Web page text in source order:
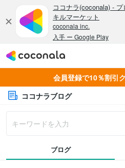
会員登録で10％割引
ココナラブログ
ブログ